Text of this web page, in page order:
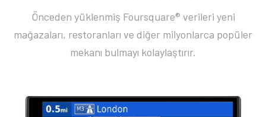
Önceden yüklenmiş Foursquare® verileri yeni
mağazaları, restoranları ve diğer milyonlarca popüler
mekanı bulmayı kolaylaştırır.